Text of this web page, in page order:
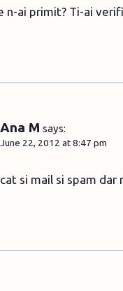
n-ai primit? Ti-ai
Ana M says:
June 22, 2012 at 8:47 pm
si mail si spam dar